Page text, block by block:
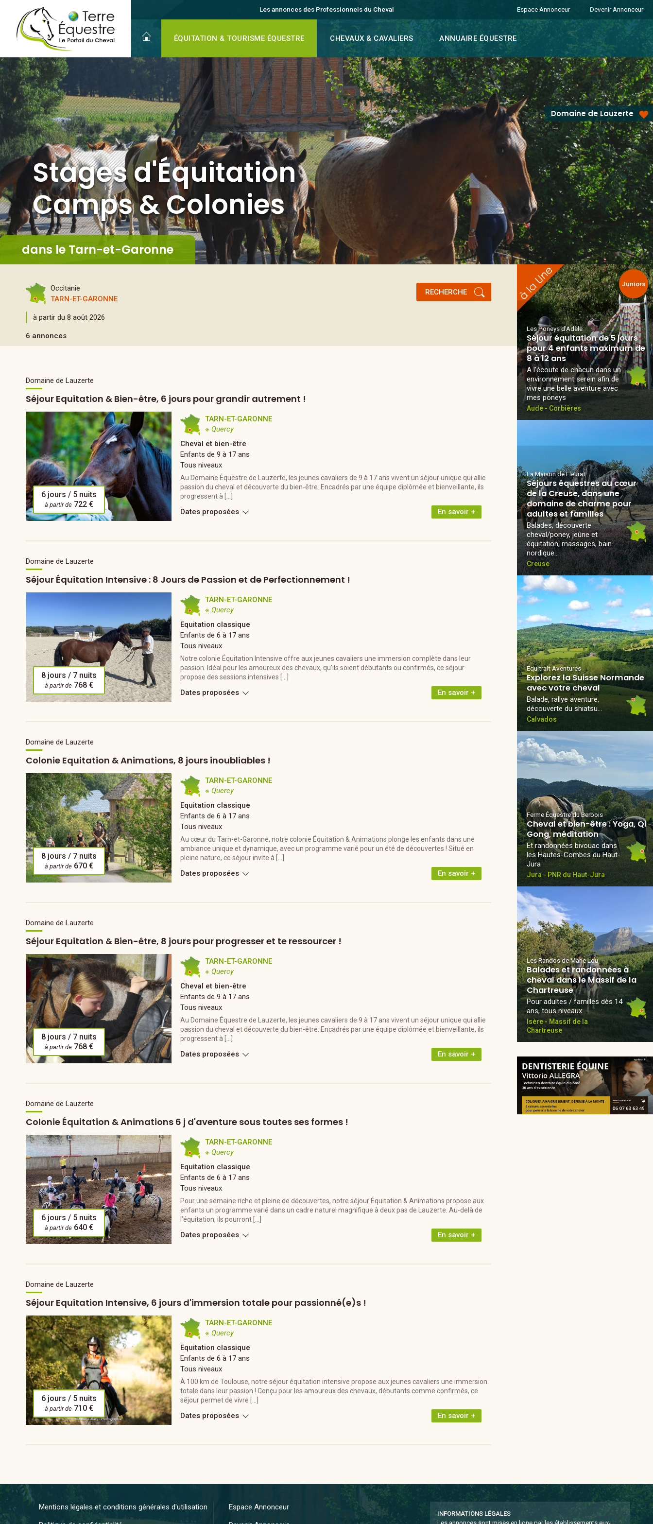
Stages d'Équitation Les annonces des Professionnels du Cheval
ÉQUITATION & TOURISME ÉQUESTRE CHEVAUX & CAVALIERS ANNUAIRE ÉQUESTRE
Espace Annonceur Devenir Annonceur
Stages d'Équitation
Camps & Colonies
dans le Tarn-et-Garonne
Domaine de Lauzerte
RECHERCHE
Occitanie
TARN-ET-GARONNE
à partir du 8 août 2026
6 annonces
Domaine de Lauzerte
Séjour Equitation & Bien-être, 6 jours pour grandir autrement !
6 jours / 5 nuits
à partir de 722 €
TARN-ET-GARONNE
※ Quercy
Cheval et bien-être
Enfants de 9 à 17 ans
Tous niveaux
Au Domaine Équestre de Lauzerte, les jeunes cavaliers de 9 à 17 ans vivent un séjour unique qui allie
passion du cheval et découverte du bien-être. Encadrés par une équipe diplômée et bienveillante, ils
progressent à […]
En savoir +
Dates proposées
Domaine de Lauzerte
Séjour Équitation Intensive : 8 Jours de Passion et de Perfectionnement !
8 jours / 7 nuits
à partir de 768 €
TARN-ET-GARONNE
※ Quercy
Equitation classique
Enfants de 6 à 17 ans
Tous niveaux
Notre colonie Équitation Intensive offre aux jeunes cavaliers une immersion complète dans leur
passion. Idéal pour les amoureux des chevaux, qu’ils soient débutants ou confirmés, ce séjour
propose des sessions intensives […]
En savoir +
Dates proposées
Domaine de Lauzerte
Colonie Equitation & Animations, 8 jours inoubliables !
8 jours / 7 nuits
à partir de 670 €
TARN-ET-GARONNE
※ Quercy
Equitation classique
Enfants de 6 à 17 ans
Tous niveaux
Au cœur du Tarn-et-Garonne, notre colonie Équitation & Animations plonge les enfants dans une
ambiance unique et dynamique, avec un programme varié pour un été de découvertes ! Situé en
pleine nature, ce séjour invite à […]
En savoir +
Dates proposées
Domaine de Lauzerte
Séjour Equitation & Bien-être, 8 jours pour progresser et te ressourcer !
8 jours / 7 nuits
à partir de 768 €
TARN-ET-GARONNE
※ Quercy
Cheval et bien-être
Enfants de 9 à 17 ans
Tous niveaux
Au Domaine Équestre de Lauzerte, les jeunes cavaliers de 9 à 17 ans vivent un séjour unique qui allie
passion du cheval et découverte du bien-être. Encadrés par une équipe diplômée et bienveillante, ils
progressent à […]
En savoir +
Dates proposées
Domaine de Lauzerte
Colonie Équitation & Animations 6 j d'aventure sous toutes ses formes !
6 jours / 5 nuits
à partir de 640 €
TARN-ET-GARONNE
※ Quercy
Equitation classique
Enfants de 6 à 17 ans
Tous niveaux
Pour une semaine riche et pleine de découvertes, notre séjour Équitation & Animations propose aux
enfants un programme varié dans un cadre naturel magnifique à deux pas de Lauzerte. Au-delà de
l’équitation, ils pourront […]
En savoir +
Dates proposées
Domaine de Lauzerte
Séjour Equitation Intensive, 6 jours d'immersion totale pour passionné(e)s !
6 jours / 5 nuits
à partir de 710 €
TARN-ET-GARONNE
※ Quercy
Equitation classique
Enfants de 6 à 17 ans
Tous niveaux
À 100 km de Toulouse, notre séjour équitation intensive propose aux jeunes cavaliers une immersion
totale dans leur passion ! Conçu pour les amoureux des chevaux, débutants comme confirmés, ce
séjour permet de vivre […]
En savoir +
Dates proposées
Juniors
Les Poneys d'Adèle
Séjour équitation de 5 jours
pour 4 enfants maximum de
8 à 12 ans
A l'écoute de chacun dans un
environnement serein afin de
vivre une belle aventure avec
mes poneys
Aude - Corbières
La Maison de Fleurat
Séjours équestres au cœur
de la Creuse, dans une
domaine de charme pour
adultes et familles
Balades, découverte
cheval/poney, jeûne et
équitation, massages, bain
nordique...
Creuse
Equitrait Aventures
Explorez la Suisse Normande
avec votre cheval
Balade, rallye aventure,
découverte du shiatsu…
Calvados
Ferme Équestre du Berbois
Cheval et bien-être : Yoga, Qi
Gong, méditation
Et randonnées bivouac dans
les Hautes-Combes du Haut-
Jura
Jura - PNR du Haut-Jura
Les Randos de Marie Lou
Balades et randonnées à
cheval dans le Massif de la
Chartreuse
Pour adultes / familles dès 14
ans, tous niveaux
Isère - Massif de la
Chartreuse
INFORMATIONS LÉGALES
Mentions légales et conditions générales d'utilisation Espace Annonceur